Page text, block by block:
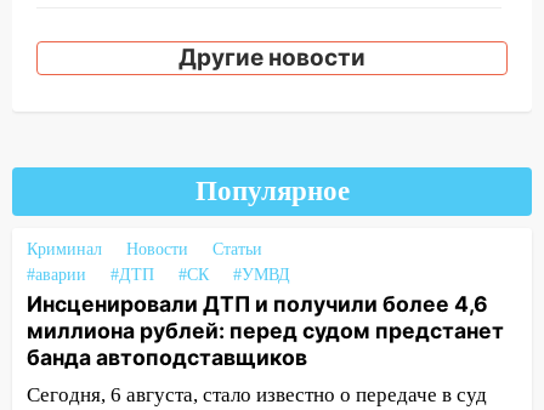
прибыль, а кому — испытания на
прочность
ДТП с мотоциклистом
жительницу Ульяновской области
19:14 Житель Ульяновской области
подвез троих незнакомцев на трассе и
заработал уголовное дело
18:14 Прогноз погоды на 6 августа в
Другие новости
Популярное
Криминал Новости
Статьи
#аварии
#ДТП #СК #УМВД
Инсценировали ДТП и получили более 4,6
миллиона рублей: перед судом предстанет
банда автоподставщиков
Сегодня, 6 августа, стало известно о передаче в суд